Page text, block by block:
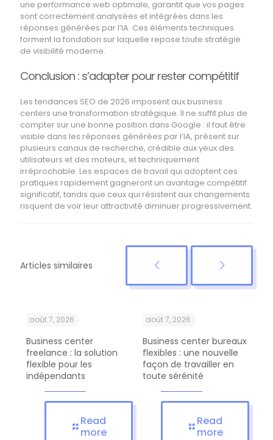
une performance web optimale, garantit que vos pages
sont correctement analysées et intégrées dans les
réponses générées par l’IA. Ces éléments techniques
forment la fondation sur laquelle repose toute stratégie
de visibilité moderne.
Conclusion : s’adapter pour rester compétitif
Les tendances SEO de 2026 imposent aux business
centers une transformation stratégique. Il ne suffit plus de
compter sur une bonne position dans Google : il faut être
visible dans les réponses générées par l’IA, présent sur
plusieurs canaux de recherche, crédible aux yeux des
utilisateurs et des moteurs, et techniquement
irréprochable. Les espaces de travail qui adoptent ces
pratiques rapidement gagneront un avantage compétitif
significatif, tandis que ceux qui résistent aux changements
risquent de voir leur attractivité diminuer progressivement.
Articles similaires
août 7, 2026
Business center
freelance : la solution
flexible pour les
indépendants
Read
more
août 7, 2026
Business center bureaux
flexibles : une nouvelle
façon de travailler en
toute sérénité
Read
more